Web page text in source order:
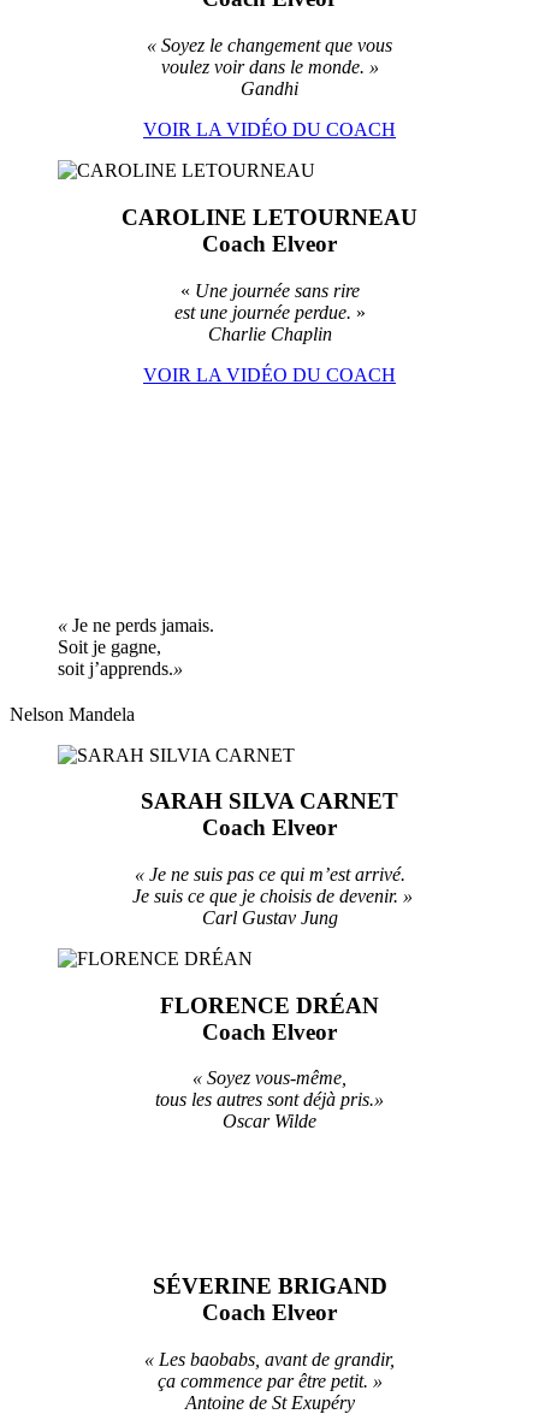
« Soyez le changement que vous
voulez voir dans le monde. »
Gandhi
VOIR LA VIDÉO DU COACH
CAROLINE LETOURNEAU
Coach Elveor
« Une journée sans rire
est une journée perdue. »
Charlie Chaplin
VOIR LA VIDÉO DU COACH
« Je ne perds jamais.
Soit je gagne,
soit j’apprends.»
Nelson Mandela
SARAH SILVA CARNET
Coach Elveor
« Je ne suis pas ce qui m’est arrivé.
Je suis ce que je choisis de devenir. »
Carl Gustav Jung
FLORENCE DRÉAN
Coach Elveor
« Soyez vous-même,
tous les autres sont déjà pris.»
Oscar Wilde
SÉVERINE BRIGAND
Coach Elveor
« Les baobabs, avant de grandir,
ça commence par être petit. »
Antoine de St Exupéry